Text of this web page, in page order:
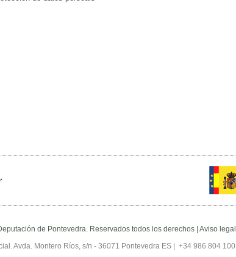
de Pontevedra. Reservados todos los derechos | Aviso legal
Avda. Montero Ríos, s/n - 36071 Pontevedra ES | +34 986 804 100